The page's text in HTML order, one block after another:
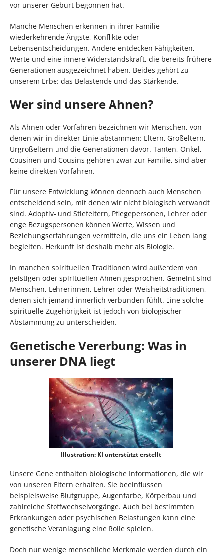
vor unserer Geburt begonnen hat.
Manche Menschen erkennen in ihrer Familie
wiederkehrende Ängste, Konflikte oder
Lebensentscheidungen. Andere entdecken Fähigkeiten,
Werte und eine innere Widerstandskraft, die bereits frühere
Generationen ausgezeichnet haben. Beides gehört zu
unserem Erbe: das Belastende und das Stärkende.
Wer sind unsere Ahnen?
Als Ahnen oder Vorfahren bezeichnen wir Menschen, von
denen wir in direkter Linie abstammen: Eltern, Großeltern,
Urgroßeltern und die Generationen davor. Tanten, Onkel,
Cousinen und Cousins gehören zwar zur Familie, sind aber
keine direkten Vorfahren.
Für unsere Entwicklung können dennoch auch Menschen
entscheidend sein, mit denen wir nicht biologisch verwandt
sind. Adoptiv- und Stiefeltern, Pflegepersonen, Lehrer oder
enge Bezugspersonen können Werte, Wissen und
Beziehungserfahrungen vermitteln, die uns ein Leben lang
begleiten. Herkunft ist deshalb mehr als Biologie.
In manchen spirituellen Traditionen wird außerdem von
geistigen oder spirituellen Ahnen gesprochen. Gemeint sind
Menschen, Lehrerinnen, Lehrer oder Weisheitstraditionen,
denen sich jemand innerlich verbunden fühlt. Eine solche
spirituelle Zugehörigkeit ist jedoch von biologischer
Abstammung zu unterscheiden.
Genetische Vererbung: Was in
unserer DNA liegt
Illustration: KI unterstützt erstellt
Unsere Gene enthalten biologische Informationen, die wir
von unseren Eltern erhalten. Sie beeinflussen
beispielsweise Blutgruppe, Augenfarbe, Körperbau und
zahlreiche Stoffwechselvorgänge. Auch bei bestimmten
Erkrankungen oder psychischen Belastungen kann eine
genetische Veranlagung eine Rolle spielen.
Doch nur wenige menschliche Merkmale werden durch ein